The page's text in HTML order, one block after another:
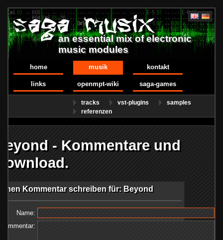
an essential mix of electronic
music modules
home musik kontakt
links openmpt-wiki saga-games
tracks vst-plugins
samples
referenzen
- Kommentare und
Kommentar schreiben für: Beyond
Name:
Kommentar: